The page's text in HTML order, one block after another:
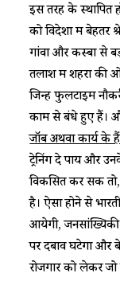
इस तरह के स्थापित
को विदेशों में बेहतर
गांवों और कस्बों से
तलाश में शहरों की
जिन्हें फुलटाइम
काम से बंधे हुए हैं।
जॉब अथवा कार्य के हैं
ट्रेनिंग दे पायें और
विकसित कर सकें
है। ऐसा होने से
आयेगी, जनसांख्यिकी
पर दबाव घटेगा
रोजगार को लेकर जो